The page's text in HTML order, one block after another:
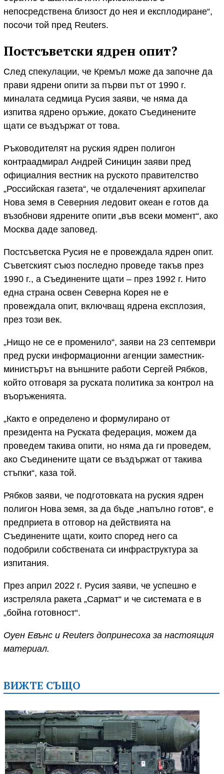
непосредствена близост до нея и експлодиране“,
посочи той пред Reuters.
Постсъветски ядрен опит?
След спекулации, че Кремъл може да започне да
прави ядрени опити за първи път от 1990 г.
миналата седмица Русия заяви, че няма да
изпитва ядрено оръжие, докато Съединените
щати се въздържат от това.
Ръководителят на руския ядрен полигон
контраадмирал Андрей Синицин заяви пред
официалния вестник на руското правителство
„Российская газета“, че отдалеченият архипелаг
Нова земя в Северния ледовит океан е готов да
възобнови ядрените опити „във всеки момент“, ако
Москва даде заповед.
Постсъветска Русия не е провеждала ядрен опит.
Съветският съюз последно проведе такъв през
1990 г., а Съединените щати – през 1992 г. Нито
една страна освен Северна Корея не е
провеждала опит, включващ ядрена експлозия,
през този век.
„Нищо не се е променило“, заяви на 23 септември
пред руски информационни агенции заместник-
министърът на външните работи Сергей Рябков,
който отговаря за руската политика за контрол на
въоръженията.
„Както е определено и формулирано от
президента на Руската федерация, можем да
проведем такива опити, но няма да ги проведем,
ако Съединените щати се въздържат от такива
стъпки“, каза той.
Рябков заяви, че подготовката на руския ядрен
полигон Нова земя, за да бъде „напълно готов“, е
предприета в отговор на действията на
Съединените щати, които според него са
подобрили собствената си инфраструктура за
изпитания.
През април 2022 г. Русия заяви, че успешно е
изстреляла ракета „Сармат“ и че системата е в
„бойна готовност“.
Оуен Евънс и Reuters допринесоха за настоящия
материал.
ВИЖТЕ СЪЩО